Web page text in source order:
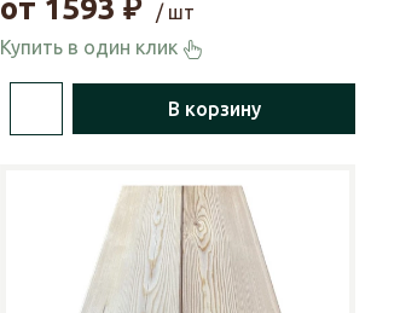
от 1593 ₽
/ шт
Купить в один клик
В корзину